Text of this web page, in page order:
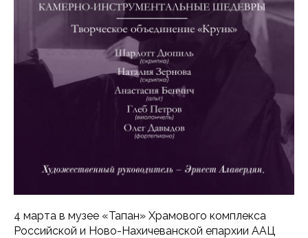
4 марта в музее «Тапан» Храмового комплекса
Российской и Ново-Нахичеванской епархии ААЦ